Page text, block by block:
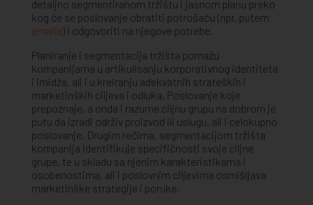
detaljno segmentiranom tržištu i jasnom planu preko
kog će se poslovanje obratiti potrošaču (npr. putem
emaila) i odgovoriti na njegove potrebe.
Planiranje i segmentacija tržišta pomažu
kompanijama u artikulisanju korporativnog identiteta
i imidža, ali i u kreiranju adekvatnih strateških i
marketinških ciljeva i odluka. Poslovanje koje
prepoznaje, a onda i razume ciljnu grupu na dobrom je
putu da izradi održiv proizvod ili uslugu, ali i celokupno
poslovanje. Drugim rečima, segmentacijom tržišta
kompanija identifikuje specifičnosti svoje ciljne
grupe, te u skladu sa njenim karakteristikama i
osobenostima, ali i poslovnim ciljevima osmišljava
marketinške strategije i poruke.